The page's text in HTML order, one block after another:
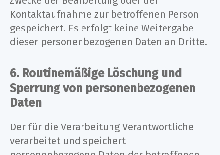
Kontaktaufnahme zur betroffenen Person
gespeichert. Es erfolgt keine Weitergabe
dieser personenbezogenen Daten an Dritte.
6. Routinemäßige Löschung und
Sperrung von personenbezogenen
Daten
Der für die Verarbeitung Verantwortliche
verarbeitet und speichert